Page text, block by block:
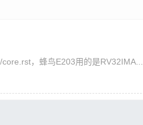
，蜂鸟E203用的是RV32IMA...